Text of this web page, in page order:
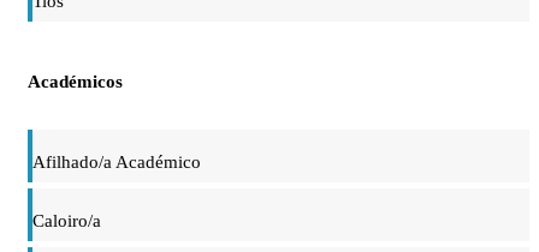
Académicos
Afilhado/a Académico
Caloiro/a